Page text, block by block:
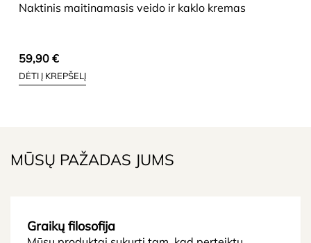
Naktinis maitinamasis veido ir kaklo kremas
59,90 €
DĖTI Į KREPŠELĮ
MŪSŲ PAŽADAS JUMS
Graikų filosofija